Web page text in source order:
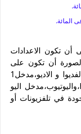
أن تكون الاعدادات
أن تكون على
جميع المدخلات،مثل مدخل TV، مدخل الفديوا و الاديو،مدخل1
HDMI،مدخل HDMI 2،مدخل HDMI 3،واليوتيوب،مدخل اليو
في تلفزيونات أو